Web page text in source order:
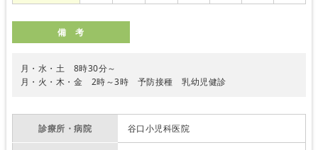
備 考
月・水・土 8時30分～
月・火・木・金 2時～3時 予防接種 乳幼児健診
診療所・病院 谷口小児科医院